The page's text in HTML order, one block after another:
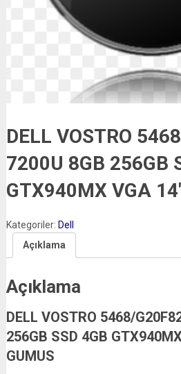
DELL VOSTRO
7200U 8GB 256GB
GTX940MX VGA
Kategoriler: Dell
Açıklama
Açıklama
DELL VOSTRO 5468/
256GB SSD 4GB
GUMUS